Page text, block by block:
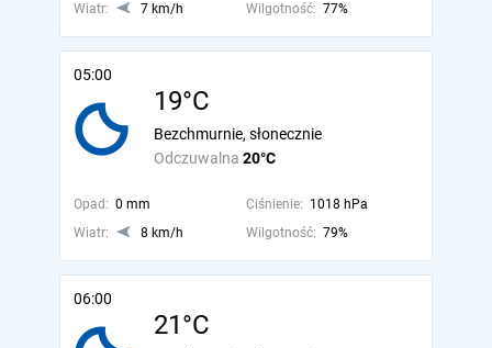
Wiatr:
7 km/h Wilgotność: 77%
05:00
19°C
Odczuwalna 20°C
Bezchmurnie, słonecznie
Opad: 0 mm Ciśnienie: 1018 hPa
Wiatr:
8 km/h Wilgotność: 79%
06:00
21°C